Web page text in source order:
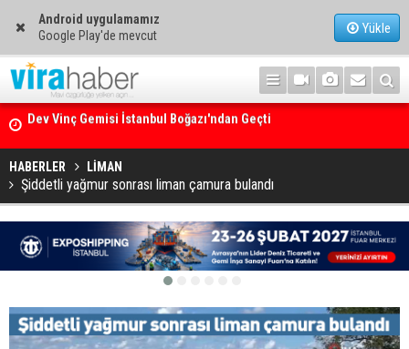
Android uygulamamız
Google Play'de mevcut
Yükle
Ege Denizi’nin En Büyük Mercan Ormanı
HABERLER LİMAN
Şiddetli yağmur sonrası liman çamura bulandı